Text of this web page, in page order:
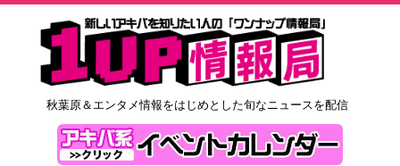
秋葉原＆エンタメ情報をはじめとした旬なニュースを配信